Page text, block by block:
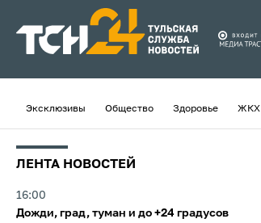
Эксклюзивы Общество Здоровье ЖКХ
ЛЕНТА НОВОСТЕЙ
16:00
Дожди, град, туман и до +24 градусов